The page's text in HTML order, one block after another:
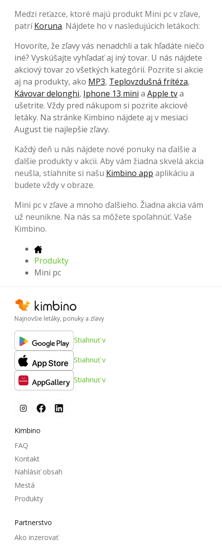
Medzi reťazce, ktoré majú produkt Mini pc v zľave,
patríKoruna. Nájdete ho v nasledujúcich letákoch:
Hovoríte, že zľavy vás nenadchli a tak hľadáte niečo
iné? Vyskúšajte vyhľadať aj iný tovar. U nás nájdete
akciový tovar zo všetkých kategórií. Pozrite si akcie
aj na produkty, ako MP3, Teplovzdušná frítéza,
Kávovar delonghi, Iphone 13 mini a Apple tva
ušetrite. Vždy pred nákupom si pozrite akciové
letáky. Na stránke Kimbino nájdete aj v mesiaci
August tie najlepšie zľavy.
Každý deň u nás nájdete nové ponuky na ďalšie a
ďalšie produkty v akcii. Aby vám žiadna skvelá akcia
neušla, stiahnite si našu Kimbino app aplikáciu a
budete vždy v obraze.
Mini pc v zľave a mnoho ďalšieho. Žiadna akcia vám
už neunikne. Na nás sa môžete spoľahnúť. Vaše
Kimbino.
Produkty
Mini pc
Najnovšie letáky, ponuky a zľavy
Stiahnuť v
Stiahnuť v
Stiahnuť v
Kimbino
FAQ
Kontakt
Nahlásiť obsah
Mestá
Produkty
Partnerstvo
Ako inzerovať